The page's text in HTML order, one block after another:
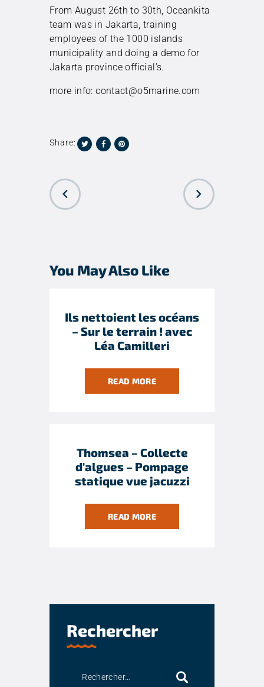
From August 26th to 30th, Oceankita
team was in Jakarta, training
employees of the 1000 islands
municipality and doing a demo for
Jakarta province official’s.
more info: contact@o5marine.com
Share:
You May Also Like
Ils nettoient les océans
– Sur le terrain ! avec
Léa Camilleri
READ MORE
Thomsea – Collecte
d'algues – Pompage
statique vue jacuzzi
READ MORE
Rechercher